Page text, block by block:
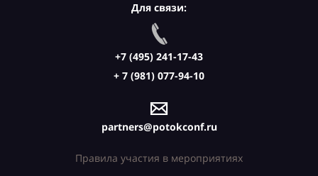
Для связи:
+7 (495) 241-17-43
+ 7 (981) 077-94-10
partners@potokconf.ru
Правила участия в мероприятиях